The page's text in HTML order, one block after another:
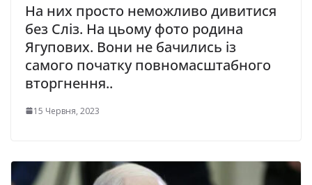
На них просто неможливо дивитися
без Сліз. На цьому фото родина
Ягупових. Вони не бачились із
самого початку повномасштабного
вторгнення..
15 Червня, 2023